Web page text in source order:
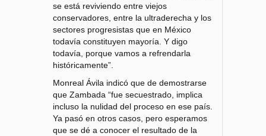
se está reviviendo entre viejos
conservadores, entre la ultraderecha y los
sectores progresistas que en México
todavía constituyen mayoría. Y digo
todavía, porque vamos a refrendarla
históricamente”.
Monreal Ávila indicó que de demostrarse
que Zambada “fue secuestrado, implica
incluso la nulidad del proceso en ese país.
Ya pasó en otros casos, pero esperamos
que se dé a conocer el resultado de la